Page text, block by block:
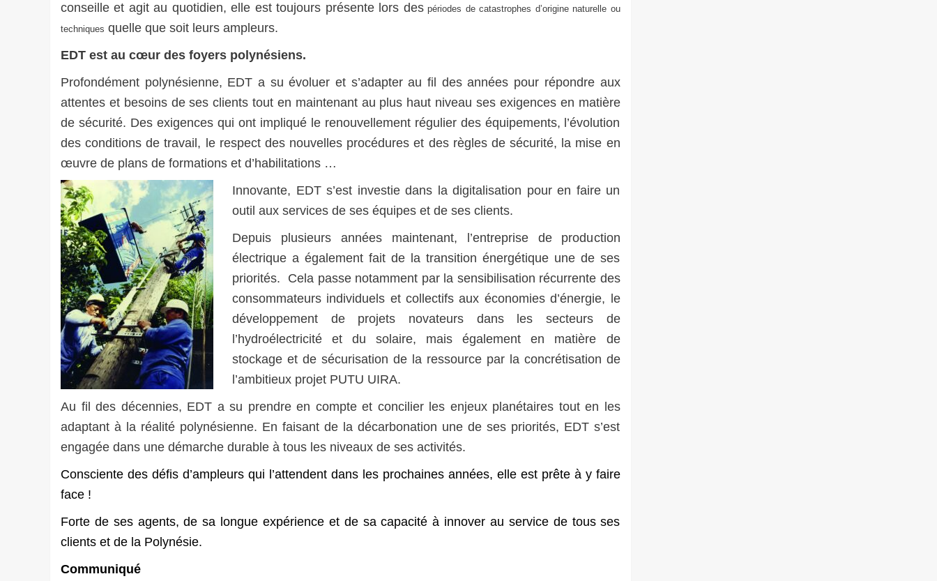
conseille et agit au quotidien, elle est toujours présente lors despériodes de catastrophes d’origine naturelle ou
techniques quelle que soit leurs ampleurs.
EDT est au cœur des foyers polynésiens.
Profondément polynésienne, EDT a su évoluer et s’adapter au fil des années pour répondre aux
attentes et besoins de ses clients tout en maintenant au plus haut niveau ses exigences en matière
de sécurité. Des exigences qui ont impliqué le renouvellement régulier des équipements, l’évolution
des conditions de travail, le respect des nouvelles procédures et des règles de sécurité, la mise en
œuvre de plans de formations et d’habilitations …
Innovante, EDT s’est investie dans la digitalisation pour en faire un
outil aux services de ses équipes et de ses clients.
Depuis plusieurs années maintenant, l’entreprise de production
électrique a également fait de la transition énergétique une de ses
priorités. Cela passe notamment par la sensibilisation récurrente des
consommateurs individuels et collectifs aux économies d’énergie, le
développement de projets novateurs dans les secteurs de
l’hydroélectricité et du solaire, mais également en matière de
stockage et de sécurisation de la ressource par la concrétisation de
l’ambitieux projet PUTU UIRA.
Au fil des décennies, EDT a su prendre en compte et concilier les enjeux planétaires tout en les
adaptant à la réalité polynésienne. En faisant de la décarbonation une de ses priorités, EDT s’est
engagée dans une démarche durable à tous les niveaux de ses activités.
Consciente des défis d’ampleurs qui l’attendent dans les prochaines années, elle est prête à y faire
face !
Forte de ses agents, de sa longue expérience et de sa capacité à innover au service de tous ses
clients et de la Polynésie.
Communiqué